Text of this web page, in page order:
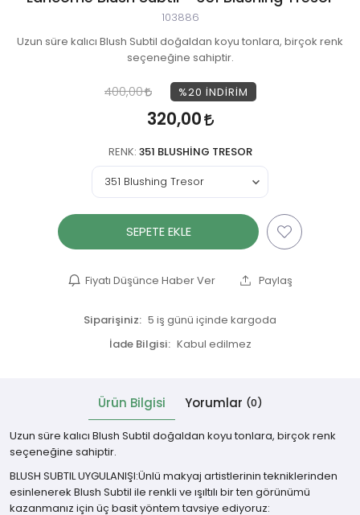
103886
Uzun süre kalıcı Blush Subtil doğaldan koyu tonlara, birçok renk
seçeneğine sahiptir.
400,00 %20 İNDIRIM
320,00
RENK: 351 BLUSHING TRESOR
SEPETE EKLE
Fiyatı Düşünce Haber Ver Paylaş
Siparişiniz: 5 iş günü içinde kargoda
İade Bilgisi:
Ürün Bilgisi Yorumlar (0)
Uzun süre kalıcı Blush Subtil doğaldan koyu tonlara, birçok renk
seçeneğine sahiptir.
BLUSH SUBTIL UYGULANIŞI:Ünlü makyaj artistlerinin tekniklerinden
esinlenerek Blush Subtil ile renkli ve ışıltılı bir ten görünümü
kazanmanız için üç basit yöntem tavsiye ediyoruz: